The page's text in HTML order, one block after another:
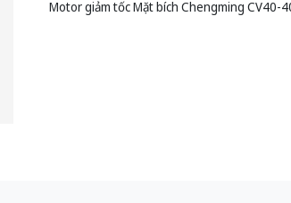
Motor giảm tốc Mặt bích Chengming CV40-